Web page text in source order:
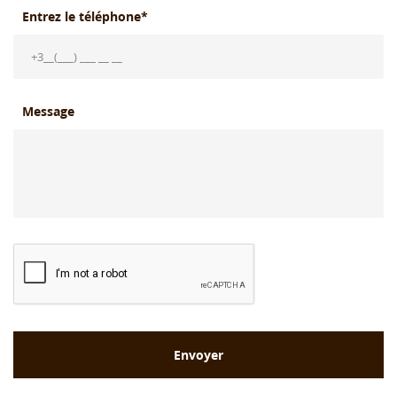
Entrez le téléphone*
Message